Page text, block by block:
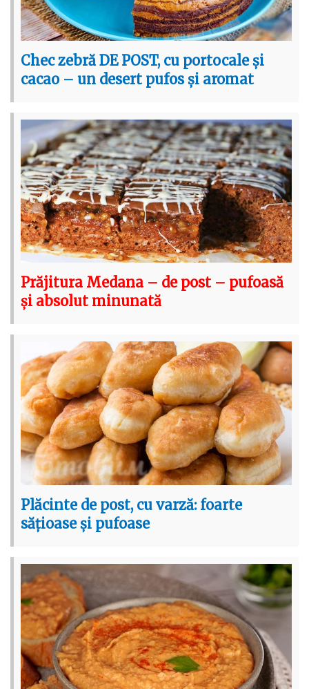
Chec zebră DE POST, cu portocale și
cacao – un desert pufos și aromat
Prăjitura Medana – de post – pufoasă
și absolut minunată
Plăcinte de post, cu varză: foarte
sățioase și pufoase